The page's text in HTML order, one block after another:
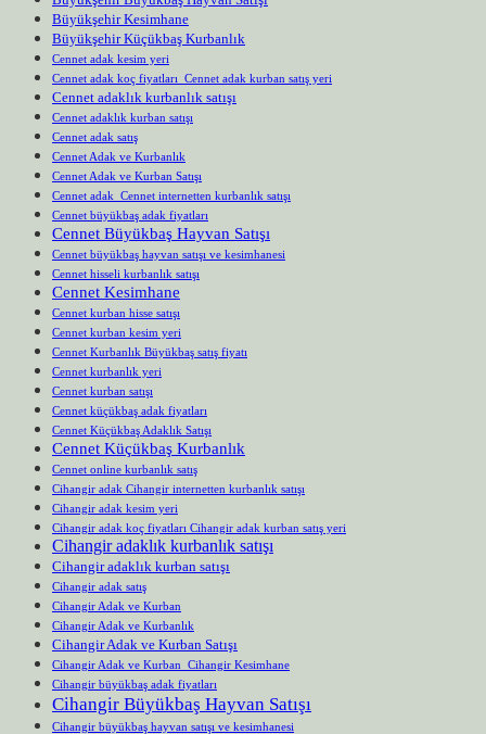
Büyükşehir Kesimhane
Büyükşehir Küçükbaş Kurbanlık
Cennet adak kesim yeri
Cennet adak koç fiyatları Cennet adak kurban satış yeri
Cennet adaklık kurbanlık satışı
Cennet adaklık kurban satışı
Cennet adak satış
Cennet Adak ve Kurbanlık
Cennet Adak ve Kurban Satışı
Cennet adak Cennet internetten kurbanlık satışı
Cennet büyükbaş adak fiyatları
Cennet Büyükbaş Hayvan Satışı
Cennet büyükbaş hayvan satışı ve kesimhanesi
Cennet hisseli kurbanlık satışı
Cennet Kesimhane
Cennet kurban hisse satışı
Cennet kurban kesim yeri
Cennet Kurbanlık Büyükbaş satış fiyatı
Cennet kurbanlık yeri
Cennet kurban satışı
Cennet küçükbaş adak fiyatları
Cennet Küçükbaş Adaklık Satışı
Cennet Küçükbaş Kurbanlık
Cennet online kurbanlık satış
Cihangir adak Cihangir internetten kurbanlık satışı
Cihangir adak kesim yeri
Cihangir adak koç fiyatları Cihangir adak kurban satış yeri
Cihangir adaklık kurbanlık satışı
Cihangir adaklık kurban satışı
Cihangir adak satış
Cihangir Adak ve Kurban
Cihangir Adak ve Kurbanlık
Cihangir Adak ve Kurban Satışı
Cihangir Adak ve Kurban Cihangir Kesimhane
Cihangir büyükbaş adak fiyatları
Cihangir Büyükbaş Hayvan Satışı
Cihangir büyükbaş hayvan satışı ve kesimhanesi